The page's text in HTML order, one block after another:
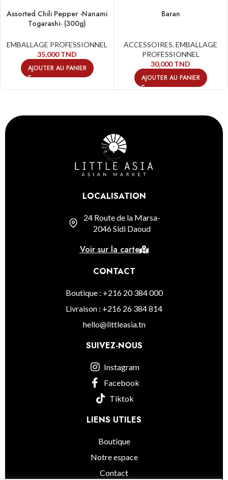
Assorted Chili Pepper -Nanami
Togarashi- (300g)
EMBALLAGE PROFESSIONNEL
35,000TND
AJOUTER AU PANIER
Baran
ACCESSOIRES, EMBALLAGE
PROFESSIONNEL
30,000TND
AJOUTER AU PANIER
LOCALISATION
24 Route de la Marsa-
2046 Sidi Daoud
Voir sur la carte
CONTACT
Boutique : +216 20 384 000
Livraison : +216 26 384 814
hello@littleasia.tn
SUIVEZ-NOUS
Instagram
Facebook
Tiktok
LIENS UTILES
Boutique
Notre espace
Contact